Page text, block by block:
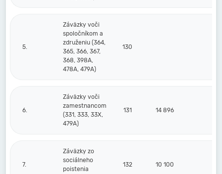
5.
Záväzky voči
spoločníkom a
združeniu (364,
365, 366, 367,
368, 398A,
478A, 479A)
130
6.
Záväzky voči
zamestnancom
(331, 333, 33X,
479A)
131 14 896
7.
Záväzky zo
sociálneho
poistenia
132 10 100